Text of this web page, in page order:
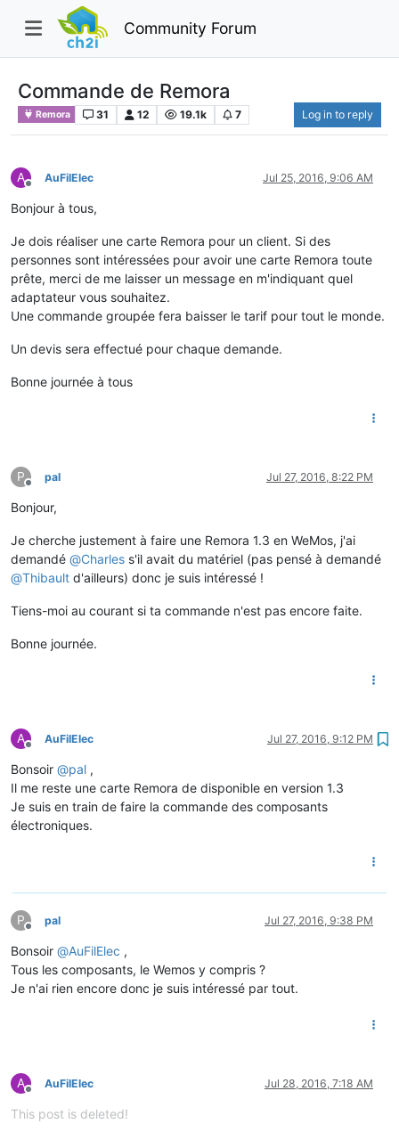
Community Forum
Commande de Remora
Remora 31 12 19.1k 7 Log in to reply
A
Offline
AuFilElec Jul 25, 2016, 9:06 AM
Bonjour à tous,
Je dois réaliser une carte Remora pour un client. Si des
personnes sont intéressées pour avoir une carte Remora toute
prête, merci de me laisser un message en m'indiquant quel
adaptateur vous souhaitez.
Une commande groupée fera baisser le tarif pour tout le monde.
Un devis sera effectué pour chaque demande.
Bonne journée à tous
P
Offline
pal Jul 27, 2016, 8:22 PM
Bonjour,
Je cherche justement à faire une Remora 1.3 en WeMos, j'ai
demandé @Charles s'il avait du matériel (pas pensé à demandé
@Thibault d'ailleurs) donc je suis intéressé !
Tiens-moi au courant si ta commande n'est pas encore faite.
Bonne journée.
A
Offline
AuFilElec Jul 27, 2016, 9:12 PM
Bonsoir @pal ,
Il me reste une carte Remora de disponible en version 1.3
Je suis en train de faire la commande des composants
électroniques.
P
Offline
pal Jul 27, 2016, 9:38 PM
Bonsoir @AuFilElec ,
Tous les composants, le Wemos y compris ?
Je n'ai rien encore donc je suis intéressé par tout.
A
Offline
AuFilElec Jul 28, 2016, 7:18 AM
This post is deleted!